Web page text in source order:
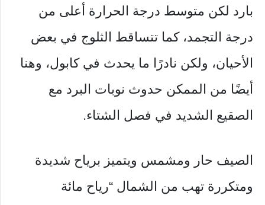
بارد لكن متوسط ​​درجة الحرارة أعلى من
درجة التجمد، كما تتساقط الثلوج في بعض
الأحيان، ولكن نادرًا ما يحدث في كابول، وهنا
أيضًا من الممكن حدوث نوبات البرد مع
الصقيع الشديد في فصل الشتاء.
الصيف حار ومشمس ويتميز برياح شديدة
ومتكررة تهب من الشمال “رياح مائة